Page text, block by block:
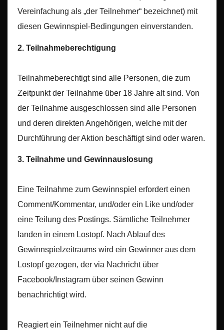
Vereinfachung als „der Teilnehmer“ bezeichnet) mit
diesen Gewinnspiel-Bedingungen einverstanden.
2. Teilnahmeberechtigung
Teilnahmeberechtigt sind alle Personen, die zum
Zeitpunkt der Teilnahme über 18 Jahre alt sind. Von
der Teilnahme ausgeschlossen sind alle Personen
und deren direkten Angehörigen, welche mit der
Durchführung der Aktion beschäftigt sind oder waren.
3. Teilnahme und Gewinnauslosung
Eine Teilnahme zum Gewinnspiel erfordert einen
Comment/Kommentar, und/oder ein Like und/oder
eine Teilung des Postings. Sämtliche Teilnehmer
landen in einem Lostopf. Nach Ablauf des
Gewinnspielzeitraums wird ein Gewinner aus dem
Lostopf gezogen, der via Nachricht über
Facebook/Instagram über seinen Gewinn
benachrichtigt wird.
Reagiert ein Teilnehmer nicht auf die